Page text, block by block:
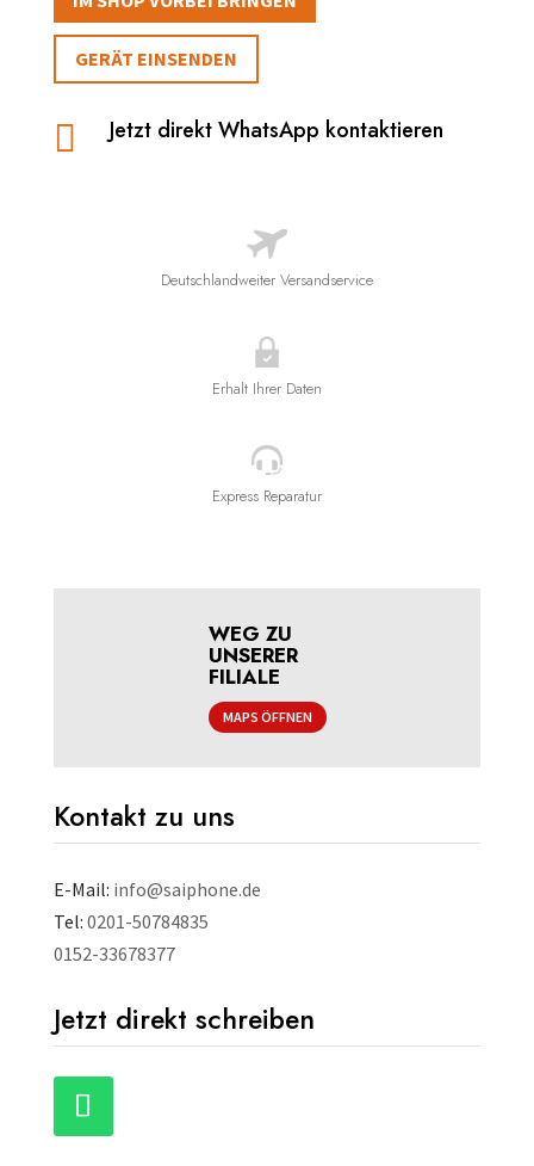
GERÄT EINSENDEN
 Jetzt direkt WhatsApp kontaktieren
Deutschlandweiter Versandservice
Erhalt Ihrer Daten
Express Reparatur
WEG ZU
UNSERER
FILIALE
MAPS ÖFFNEN
Kontakt zu uns
E-Mail: info@saiphone.de
Tel: 0201-50784835
0152-33678377
Jetzt direkt schreiben